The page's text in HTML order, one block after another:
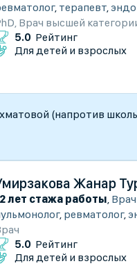
, терапевт,
, Врач высшей
5.0 Рейтинг
Для детей и взрослых
(напротив
Жанар
лет стажа работы,
, ревматолог,
5.0 Рейтинг
Для детей и взрослых